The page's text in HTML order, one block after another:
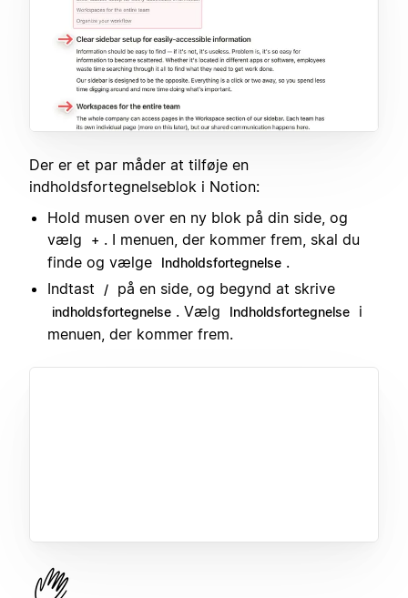
Der er et par måder at tilføje en
indholdsfortegnelseblok i Notion:
Hold musen over en ny blok på din side, og
vælg
+ . I menuen, der kommer frem, skal du
finde og vælge
Indholdsfortegnelse .
Indtast
/ på en side, og begynd at skrive
indholdsfortegnelse . Vælg Indholdsfortegnelse
i
menuen, der kommer frem.